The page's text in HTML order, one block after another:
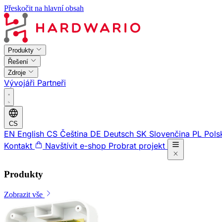
Přeskočit na hlavní obsah
Produkty
Řešení
Zdroje
Vývojáři Partneři
CS
EN English CS Čeština DE Deutsch SK Slovenčina PL
Kontakt
Navštívit e-shop Probrat projekt
Produkty
Zobrazit vše